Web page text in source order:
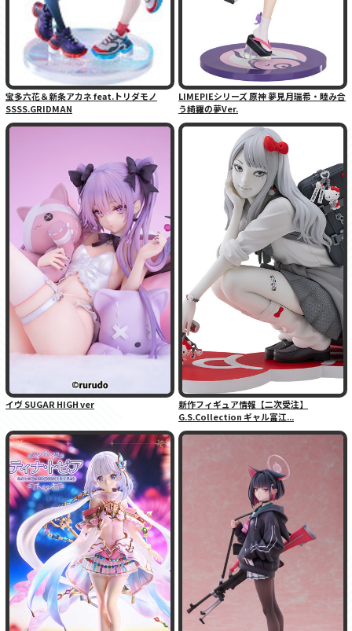
宝多六花＆新条アカネ feat.トリダモノ
SSSS.GRIDMAN
LIMEPIEシリーズ 原神 夢見月瑞希・睦み合
う綺羅の夢Ver.
イヴ SUGAR HIGH ver
新作フィギュア情報【二次受注】
G.S.Collection ギャル富江...